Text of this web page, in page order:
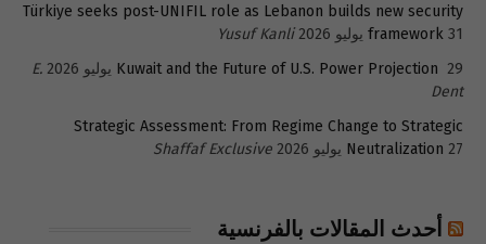
Türkiye seeks post-UNIFIL role as Lebanon builds new security
framework 31 يوليو 2026
Yusuf Kanli
Kuwait and the Future of U.S. Power Projection 29 يوليو 2026
E.
Dent
Strategic Assessment: From Regime Change to Strategic
Neutralization 27 يوليو 2026 Shaffaf Exclusive
أحدث المقالات بالفرنسية